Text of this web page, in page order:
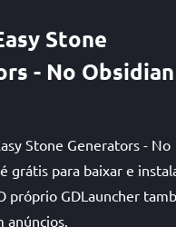
Stone
- No
Stone Generators - No
grátis para baixar e
próprio GDLauncher
anúncios.